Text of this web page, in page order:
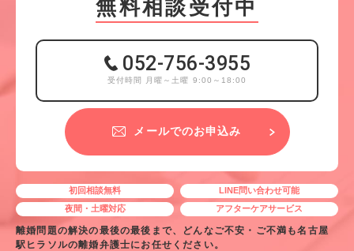
無料相談受付中
052-756-3955
受付時間 月曜～土曜 9:00～18:00
メールでのお申込み
初回相談無料
LINE問い合わせ可能
夜間・土曜対応
アフターケアサービス
離婚問題の解決の最後の最後まで、どんなご不安・ご不満も名古屋
駅ヒラソルの離婚弁護士にお任せください。